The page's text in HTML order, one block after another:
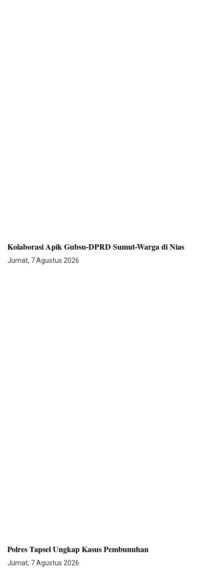
Kolaborasi Apik Gubsu-DPRD Sumut-Warga di Nias
Jumat, 7 Agustus 2026
Polres Tapsel Ungkap Kasus Pembunuhan
Jumat, 7 Agustus 2026